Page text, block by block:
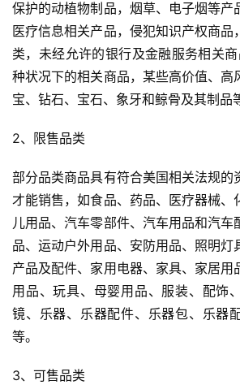
境
百
科
社
营
跨
境
导
航
保护的动植物制品，烟草、电子烟等产
医疗信息相关产品，侵犯知识产权商品
类，未经允许的银行及金融服务相关
种状况下的相关商品，某些高价值、高
宝、钻石、宝石、象牙和鲸骨及其制品
2、限售品类
部分品类商品具有符合美国相关法规的
才能销售，如食品、药品、医疗器械、
儿用品、汽车零部件、汽车用品和汽车
品、运动户外用品、安防用品、照明灯
产品及配件、家用电器、家具、家居用
用品、玩具、母婴用品、服装、配饰
镜、乐器、乐器配件、乐器包、乐器
等。
3、可售品类